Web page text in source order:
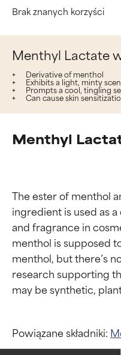
Brak znanych korzyści
Menthyl Lactate
Derivative of menthol
Exhibits a light, minty
Prompts a cool, tingling
Can cause skin
Menthyl
The ester of menthol
ingredient is used as
and fragrance in
menthol is supposed
menthol, but there’s
research supporting
Powiązane składniki:
Oceny
Oceny